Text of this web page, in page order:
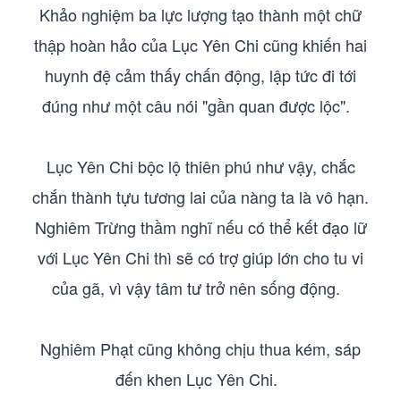
Khảo nghiệm ba lực lượng tạo thành một chữ
thập hoàn hảo của Lục Yên Chi cũng khiến hai
huynh đệ cảm thấy chấn động, lập tức đi tới
đúng như một câu nói "gần quan được lộc".
Lục Yên Chi bộc lộ thiên phú như vậy, chắc
chắn thành tựu tương lai của nàng ta là vô hạn.
Nghiêm Trừng thầm nghĩ nếu có thể kết đạo lữ
với Lục Yên Chi thì sẽ có trợ giúp lớn cho tu vi
của gã, vì vậy tâm tư trở nên sống động.
Nghiêm Phạt cũng không chịu thua kém, sáp
đến khen Lục Yên Chi.